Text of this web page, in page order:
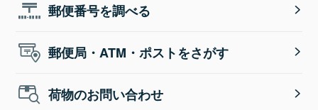
郵便番号を調べる
郵便局・ATM・ポストをさがす
荷物のお問い合わせ